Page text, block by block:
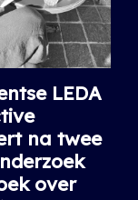
LEDA
na twee
over